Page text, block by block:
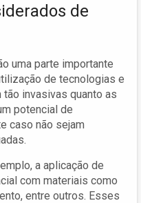
de
uma parte importante
de tecnologias e
invasivas quanto as
potencial de
caso não sejam
a aplicação de
com materiais como
entre outros. Esses